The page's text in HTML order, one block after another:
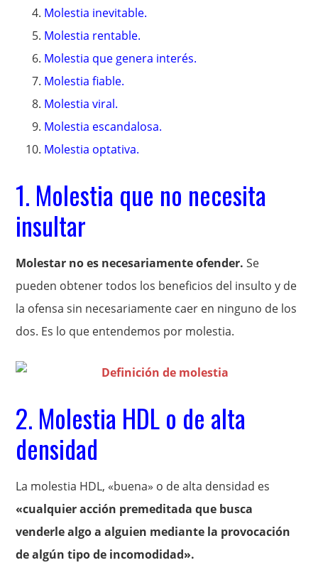
Molestia inevitable.
Molestia rentable.
Molestia que genera interés.
Molestia fiable.
Molestia viral.
Molestia escandalosa.
Molestia optativa.
1. Molestia que no necesita
insultar
Molestar no es necesariamente ofender. Se
pueden obtener todos los beneficios del insulto y de
la ofensa sin necesariamente caer en ninguno de los
dos. Es lo que entendemos por molestia.
2. Molestia HDL o de alta
densidad
La molestia HDL, «buena» o de alta densidad es
«cualquier acción premeditada que busca
venderle algo a alguien mediante la provocación
de algún tipo de incomodidad».